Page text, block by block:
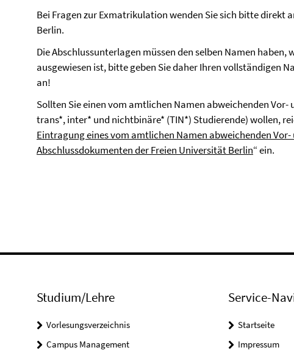
Bei Fragen zur Exmatrikulation wenden Sie sich bitte direkt
Berlin.
Die Abschlussunterlagen müssen den selben Namen haben,
ausgewiesen ist, bitte geben Sie daher Ihren vollständigen
an!
Sollten Sie einen vom amtlichen Namen abweichenden Vor-
trans*, inter* und nichtbinäre* (TIN*) Studierende) wollen,
Eintragung eines vom amtlichen Namen abweichenden
Abschlussdokumenten der Freien Universität Berlin“ ein.
Studium/Lehre
Vorlesungsverzeichnis
Campus Management
Service-
Startseite
Impressum